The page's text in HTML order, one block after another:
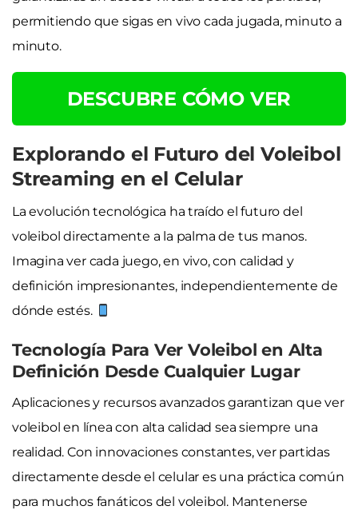
permitiendo que sigas en vivo cada jugada, minuto a
minuto.
DESCUBRE CÓMO VER
Explorando el Futuro del Voleibol
Streaming en el Celular
La evolución tecnológica ha traído el futuro del
voleibol directamente a la palma de tus manos.
Imagina ver cada juego, en vivo, con calidad y
definición impresionantes, independientemente de
dónde estés.
Tecnología Para Ver Voleibol en Alta
Definición Desde Cualquier Lugar
Aplicaciones y recursos avanzados garantizan que ver
voleibol en línea con alta calidad sea siempre una
realidad. Con innovaciones constantes, ver partidas
directamente desde el celular es una práctica común
para muchos fanáticos del voleibol. Mantenerse